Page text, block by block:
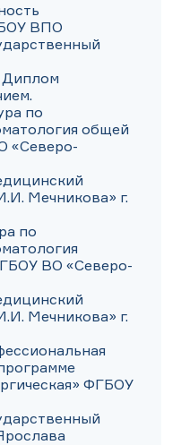
ВПО
Диплом
по
общей
«Северо-
Мечникова» г.
по
ВО «Северо-
Мечникова» г.
ФГБОУ